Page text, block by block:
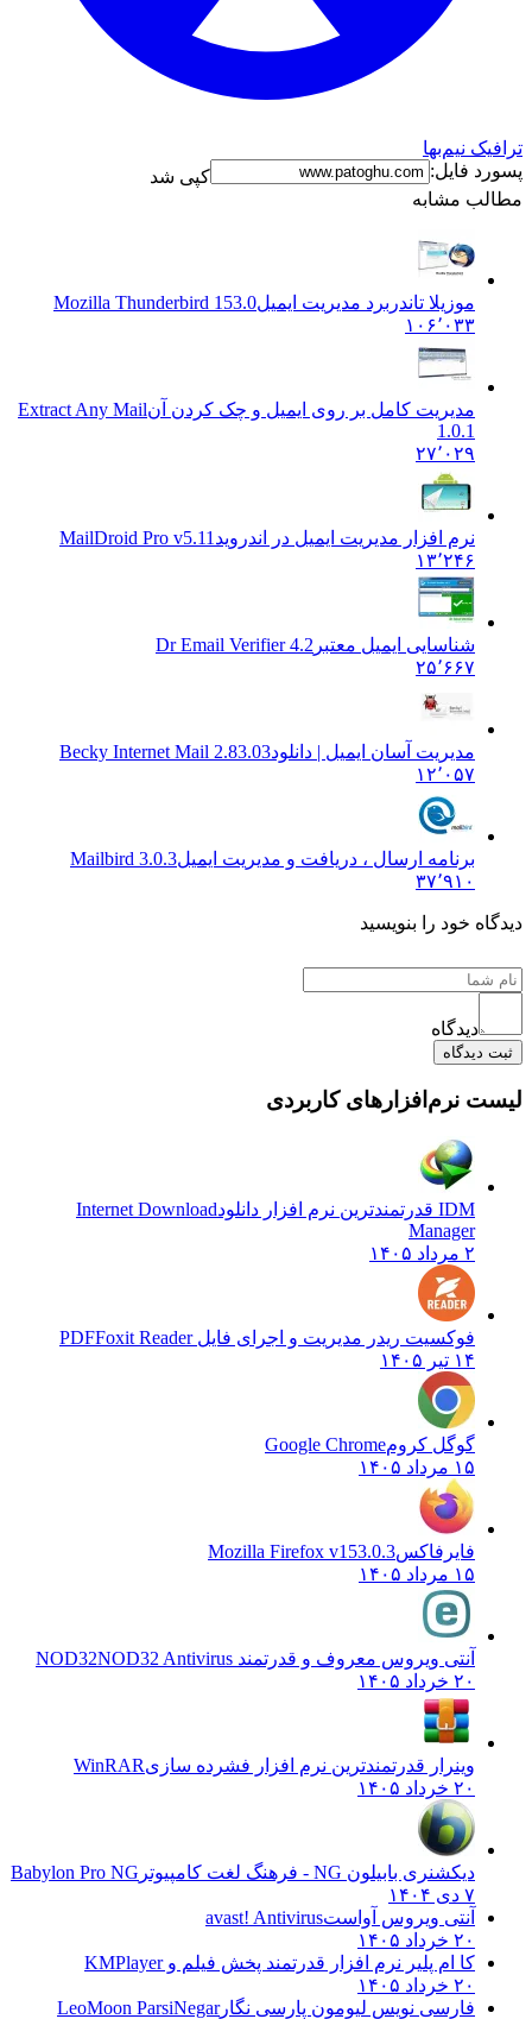
نیم‌بها
فایل:
کپی شد
مشابه
موزیلا تاندربرد مدیریت ایمیلMozilla Thunderbird 153.0
۱۰۶٬۰۳۳
مدیریت کامل بر روی ایمیل و چک کردن آنExtract Any Mail
1.0.1
۲۷٬۰۲۹
نرم افزار مدیریت ایمیل در اندرویدMailDroid Pro v5.11
۱۳٬۲۴۶
شناسایی ایمیل معتبرDr Email Verifier 4.2
۲۵٬۶۶۷
مدیریت آسان ایمیل | دانلودBecky Internet Mail 2.83.03
۱۲٬۰۵۷
برنامه ارسال ، دریافت و مدیریت ایمیلMailbird 3.0.3
۳۷٬۹۱۰
خود را بنویسید
دیدگاه
ثبت دیدگاه
نرم‌افزارهای کاربردی
IDM قدرتمندترین نرم افزار دانلود
Internet Download
Manager
فوکسیت ریدر مدیریت و اجرای فایل PDF Foxit Reader
۱۴ تیر ۱۴۰۵
گوگل کرومGoogle Chrome
۱۵ مرداد ۱۴۰۵
فایرفاکسMozilla Firefox v153.0.3
۱۵ مرداد ۱۴۰۵
آنتی ویروس معروف و قدرتمند NOD32NOD32 Antivirus
۲۰ خرداد ۱۴۰۵
وینرار قدرتمندترین نرم افزار فشرده سازیWinRAR
۲۰ خرداد ۱۴۰۵
دیکشنری بابیلون NG - فرهنگ لغت کامپیوتر
Babylon Pro NG
آنتی ویروس آواستavast! Antivirus
۲۰ خرداد ۱۴۰۵
کا ام پلیر نرم افزار قدرتمند پخش فیلم وKMPlayer
۲۰ خرداد ۱۴۰۵
فارسی نویس لیومون پارسی نگارLeoMoon ParsiNegar